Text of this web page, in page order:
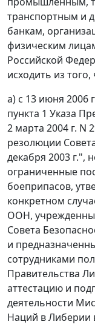
транспортным и
банкам,
физическим
Российской
исходить из того,
а) с 13 июня 2006
пункта 1 Указа
2 марта 2004 г.
резолюции
декабря 2003 г.",
ограниченные
боеприпасов,
конкретном
ООН,
Совета
и
сотрудниками
Правительства
аттестацию и
деятельности
Наций в Либерии